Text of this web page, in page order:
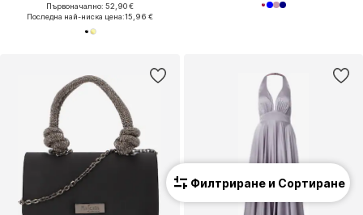
Първоначално: 52,90 €
Последна най-ниска цена:15,96 €
Филтриране и Сортиране